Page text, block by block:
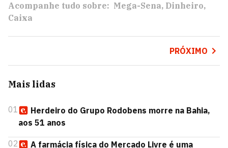
Acompanhe tudo sobre: Mega-Sena Dinheiro
Caixa
PRÓXIMO
Mais lidas
01
Herdeiro do Grupo Rodobens morre na Bahia,
aos 51 anos
02 A farmácia física do Mercado Livre é uma